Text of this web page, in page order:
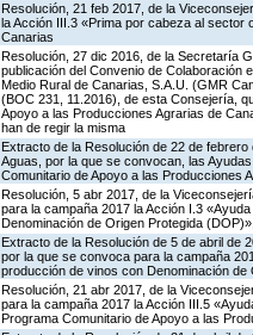
Resolución, 21 feb 2017, de la
la Acción III.3 «Prima por cabeza al
Canarias
Resolución, 27 dic 2016, de la Secretaría
publicación del Convenio de Colaboración
Medio Rural de Canarias, S.A.U. (GMR
(BOC 231, 11.2016), de esta Consejería,
Apoyo a las Producciones Agrarias de
han de regir la misma
Extracto de la Resolución de 22 de
Aguas, por la que se convocan, las
Comunitario de Apoyo a las Producciones
Resolución, 5 abr 2017, de la
para la campaña 2017 la Acción I.3
Denominación de Origen Protegida
Extracto de la Resolución de 5 de abril de
por la que se convoca para la campaña
producción de vinos con Denominación
Resolución, 21 abr 2017, de la
para la campaña 2017 la Acción III.5
Programa Comunitario de Apoyo a las